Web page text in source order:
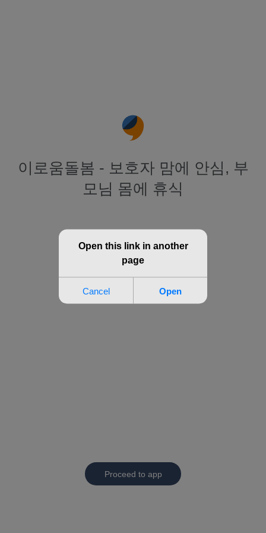
이로움돌봄 - 보호자 맘에 안심, 부
모님 몸에 휴식
Proceed to app